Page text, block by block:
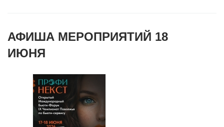
АФИША МЕРОПРИЯТИЙ 18
ИЮНЯ